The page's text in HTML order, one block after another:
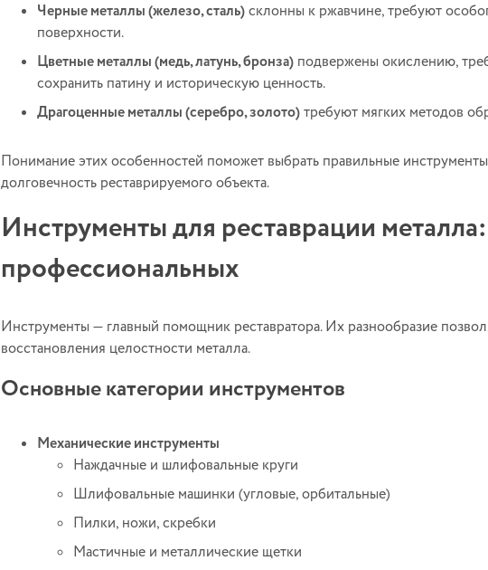
Черные металлы (железо, сталь)склонны к ржавчине, требуют
поверхности.
Цветные металлы (медь, латунь, бронза) подвержены окислению,
сохранить патину и историческую ценность.
Драгоценные металлы (серебро, золото)требуют мягких методов
Понимание этих особенностей поможет выбрать правильные
долговечность реставрируемого объекта.
Инструменты для реставрации
профессиональных
Инструменты — главный помощник реставратора. Их разнообразие
восстановления целостности металла.
Основные категории инструментов
Механические инструменты
Наждачные и шлифовальные круги
Шлифовальные машинки (угловые, орбитальные)
Пилки, ножи, скребки
Мастичные и металлические щетки